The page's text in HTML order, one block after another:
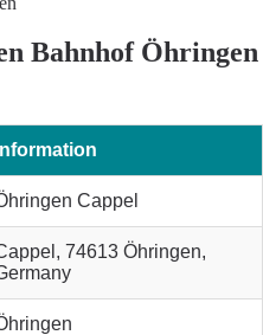
Bahnhof Öhringen
Information
Cappel
74613 Öhringen,